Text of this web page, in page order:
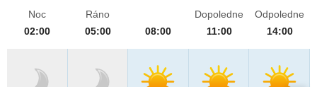
Noc
02:00
Ráno
05:00
08:00
Dopoledne
11:00
Odpoledne
14:00